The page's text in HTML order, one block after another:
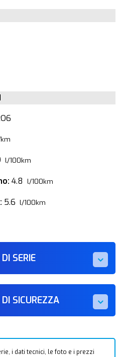
l/100km
4.8 l/100km
5.6 l/100km
SERIE
SICUREZZA
i dati tecnici, le foto e i prezzi